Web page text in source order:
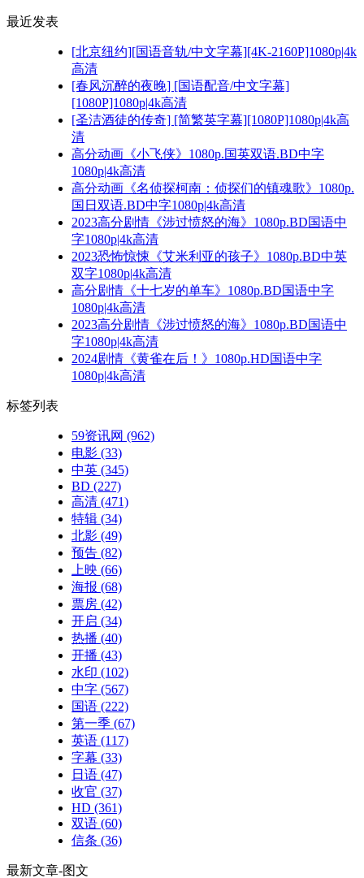
最近发表
[北京纽约][国语音轨/中文字幕][4K-2160P]1080p|4k
高清
[春风沉醉的夜晚] [国语配音/中文字幕]
[1080P]1080p|4k高清
[圣洁酒徒的传奇] [简繁英字幕][1080P]1080p|4k高
清
高分动画《小飞侠》1080p.国英双语.BD中字
1080p|4k高清
高分动画《名侦探柯南：侦探们的镇魂歌》1080p.
国日双语.BD中字1080p|4k高清
2023高分剧情《涉过愤怒的海》1080p.BD国语中
字1080p|4k高清
2023恐怖惊悚《艾米利亚的孩子》1080p.BD中英
双字1080p|4k高清
高分剧情《十七岁的单车》1080p.BD国语中字
1080p|4k高清
2023高分剧情《涉过愤怒的海》1080p.BD国语中
字1080p|4k高清
2024剧情《黄雀在后！》1080p.HD国语中字
1080p|4k高清
标签列表
59资讯网 (962)
电影 (33)
中英 (345)
BD (227)
高清 (471)
特辑 (34)
北影 (49)
预告 (82)
上映 (66)
海报 (68)
票房 (42)
开启 (34)
热播 (40)
开播 (43)
水印 (102)
中字 (567)
国语 (222)
第一季 (67)
英语 (117)
字幕 (33)
日语 (47)
收官 (37)
HD (361)
双语 (60)
信条 (36)
最新文章-图文